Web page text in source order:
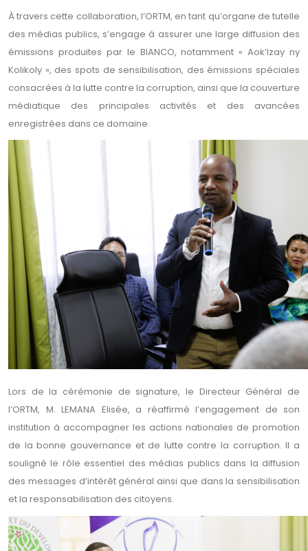
À travers cette collaboration, l’ORTM, en tant qu’organe de tutelle
des médias publics, s’engage à assurer une large diffusion des
émissions produites par le BIANCO, notamment « Aok’Izay ny
Kolikoly », des spots de sensibilisation, des émissions spéciales
consacrées à la lutte contre la corruption, ainsi que la couverture
médiatique des principales activités et des avancées
enregistrées dans ce domaine.
Lors de la cérémonie de signature, le Directeur Général de
l’ORTM, M. LEMANA Elisée, a réaffirmé l’engagement de son
institution à accompagner les actions nationales de promotion
de la bonne gouvernance et de lutte contre la corruption. Il a
souligné le rôle essentiel des médias publics dans la diffusion
des messages d’intérêt général ainsi que dans la sensibilisation
et la responsabilisation des citoyens.